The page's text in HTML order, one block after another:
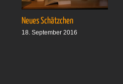
Neues Schätzchen
18. September 2016